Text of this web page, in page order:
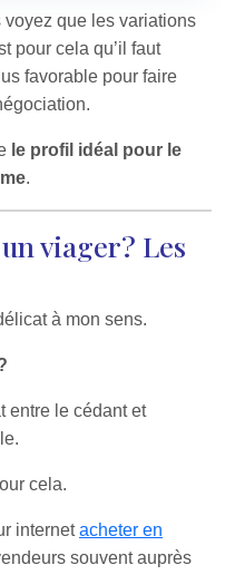
voyez que les variations
pour cela qu’il faut
favorable pour faire
le profil idéal pour le
.
viager? Les
à mon sens.
entre le cédant et
cela.
internetacheter en
souvent auprès